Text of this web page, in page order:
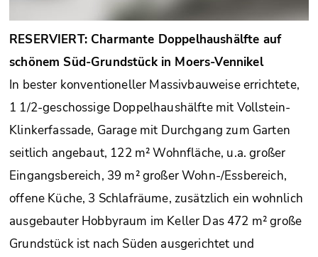
RESERVIERT: Charmante Doppelhaushälfte auf
schönem Süd-Grundstück in Moers-Vennikel
In bester konventioneller Massivbauweise errichtete,
1 1/2-geschossige Doppelhaushälfte mit Vollstein-
Klinkerfassade, Garage mit Durchgang zum Garten
seitlich angebaut, 122 m² Wohnfläche, u.a. großer
Eingangsbereich, 39 m² großer Wohn-/Essbereich,
offene Küche, 3 Schlafräume, zusätzlich ein wohnlich
ausgebauter Hobbyraum im Keller Das 472 m² große
Grundstück ist nach Süden ausgerichtet und